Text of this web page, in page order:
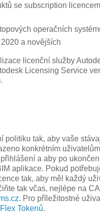
se subscription
operačních
a novějších
licenční služby
Licensing Service
politiku tak, aby vaše
konkrétním
a aby po
aplikace. Pokud
tak, aby měl každý
tak včas, nejlépe na
. Pro příležitostné
Flex Tokenů.